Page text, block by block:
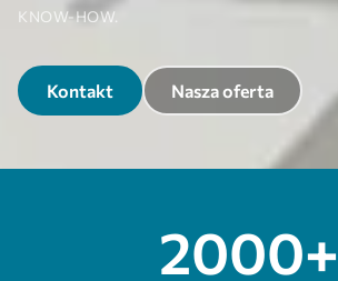
KNOW-HOW.
Kontakt Nasza oferta
2000+